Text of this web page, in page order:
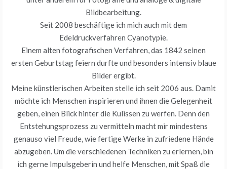
Bildbearbeitung.
Seit 2008 beschäftige ich mich auch mit dem
Edeldruckverfahren Cyanotypie.
Einem alten fotografischen Verfahren, das 1842 seinen
ersten Geburtstag feiern durfte und besonders intensiv blaue
Bilder ergibt.
Meine künstlerischen Arbeiten stelle ich seit 2006 aus. Damit
möchte ich Menschen inspirieren und ihnen die Gelegenheit
geben, einen Blick hinter die Kulissen zu werfen. Denn den
Entstehungsprozess zu vermitteln macht mir mindestens
genauso viel Freude, wie fertige Werke in zufriedene Hände
abzugeben. Um die verschiedenen Techniken zu erlernen, bin
ich gerne Impulsgeberin und helfe Menschen, mit Spaß die